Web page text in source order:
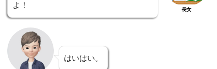
よ！
長女
はいはい。